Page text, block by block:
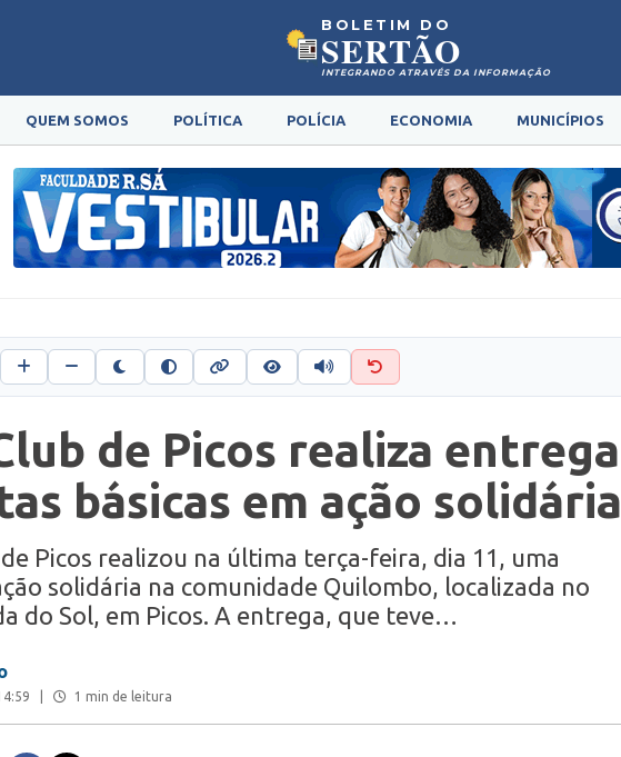
BOLETIM DO
SERTÃO
INTEGRANDO ATRAVÉS DA INFORMAÇÃO
QUEM SOMOS POLÍTICA POLÍCIA ECONOMIA MUNICÍPIOS
de Picos realiza entrega
básicas em ação solidária
Picos realizou na última terça-feira, dia 11, uma
solidária na comunidade Quilombo, localizada no
do Sol, em Picos. A entrega, que teve…
1 min de leitura